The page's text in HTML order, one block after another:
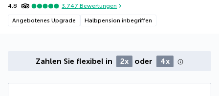
4,8 3.747 Bewertungen
Angebotenes Upgrade Halbpension inbegriffen
Zahlen Sie flexibel in 2x oder 4x